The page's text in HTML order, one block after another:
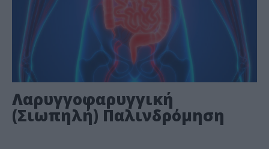
Λαρυγγοφαρυγγική
(Σιωπηλή) Παλινδρόμηση